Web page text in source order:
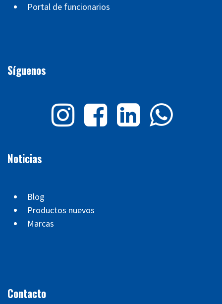
Portal de funcionarios
Síguenos
Noticias
Blog
Productos nuevos
Marcas
Contacto